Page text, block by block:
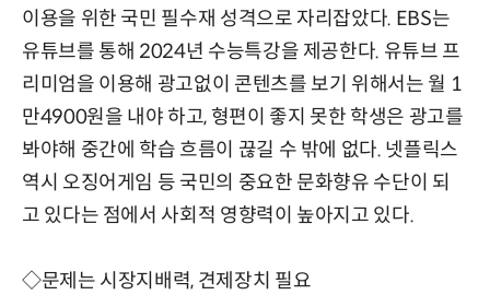
이용을 위한 국민 필수재 성격으로 자리잡았다. EBS는
유튜브를 통해 2024년 수능특강을 제공한다. 유튜브 프
리미엄을 이용해 광고없이 콘텐츠를 보기 위해서는 월 1
만4900원을 내야 하고, 형편이 좋지 못한 학생은 광고를
봐야해 중간에 학습 흐름이 끊길 수 밖에 없다. 넷플릭스
역시 오징어게임 등 국민의 중요한 문화향유 수단이 되
고 있다는 점에서 사회적 영향력이 높아지고 있다.
◇문제는 시장지배력, 견제장치 필요